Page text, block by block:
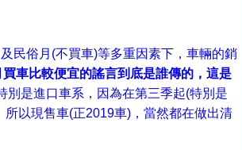
民俗月(不買車)等多重因素下，車輛的銷
買車比較便宜的謠言到底是誰傳的，這是
別是進口車系，因為在第三季起(特別是
以現售車(正2019車)，當然都在做出清